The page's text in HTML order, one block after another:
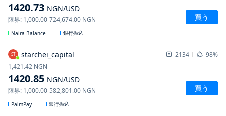
1420.73 NGN/USD
限界: 1,000.00-724,674.00 NGN 買う
Naira Balance 銀行振込
ST starchei_capital 2134 98%
1420.85 NGN/USD
1,421.42 NGN
限界: 1,000.00-582,801.00 NGN 買う
PalmPay 銀行振込